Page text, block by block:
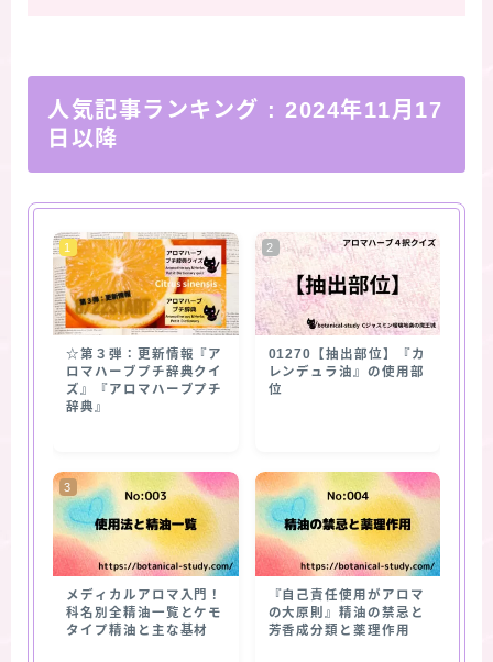
人気記事ランキング : 2024年11月17
日以降
☆第３弾：更新情報『ア
ロマハーブプチ辞典クイ
ズ』『アロマハーブプチ
辞典』
01270【抽出部位】『カ
レンデュラ油』の使用部
位
メディカルアロマ入門！
科名別全精油一覧とケモ
タイプ精油と主な基材
『自己責任使用がアロマ
の大原則』精油の禁忌と
芳香成分類と薬理作用